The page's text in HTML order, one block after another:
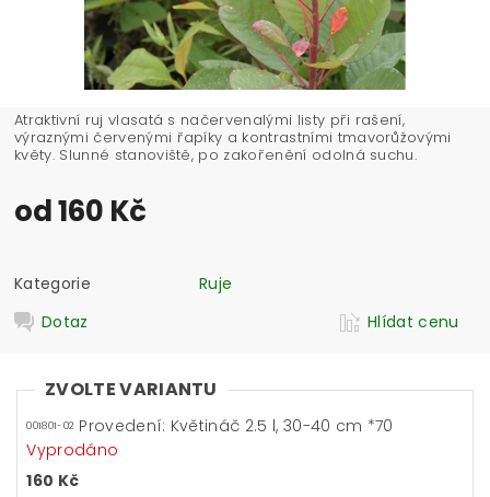
Atraktivní ruj vlasatá s načervenalými listy při rašení,
výraznými červenými řapíky a kontrastními tmavorůžovými
květy. Slunné stanoviště, po zakořenění odolná suchu.
od 160 Kč
Kategorie
Ruje
Dotaz
Hlídat cenu
ZVOLTE VARIANTU
001801-02 Provedení: Květináč 2.5 l, 30-40 cm *70
Vyprodáno
160 Kč